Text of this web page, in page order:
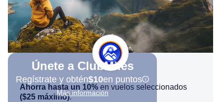
Únete a ClubMiles
Regístrate y obtén$10en puntos
Más información
Ahorra hasta un 10% en vuelos seleccionados
($25 máximo).